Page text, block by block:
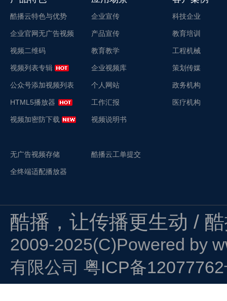
酷播云特色与优势
企业官网无广告视频
视频二维码
视频列表专辑
公众号添加视频列表
HTML5播放器
视频加密防下载
无广告视频存储
全终端适配播放器
企业宣传
产品宣传
教育教学
企业视频库
个人网站
工作汇报
视频说明书
酷播云工单提交
科技企业
教育培训
工程机械
策划传媒
政务机构
医疗机构
酷播，让传播更生动 /
2009-2025(C)Powered by
有限公司 粤ICP备